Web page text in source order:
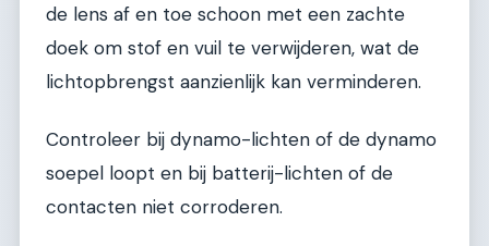
de lens af en toe schoon met een zachte
doek om stof en vuil te verwijderen, wat de
lichtopbrengst aanzienlijk kan verminderen.
Controleer bij dynamo-lichten of de dynamo
soepel loopt en bij batterij-lichten of de
contacten niet corroderen.